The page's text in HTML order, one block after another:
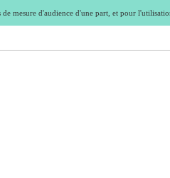
mesure d'audience d'une part, et pour